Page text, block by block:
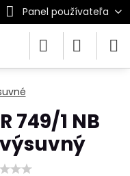
Panel používateľa
749/1 NB